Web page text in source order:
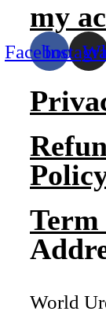
my
Facebook
World